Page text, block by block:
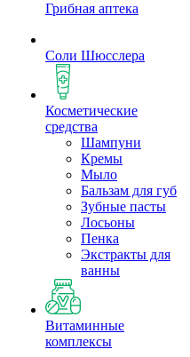
Грибная аптека
Соли Шюсслера
Косметические
средства
Шампуни
Кремы
Мыло
Бальзам для губ
Зубные пасты
Лосьоны
Пенка
Экстракты для
ванны
Витаминные
комплексы